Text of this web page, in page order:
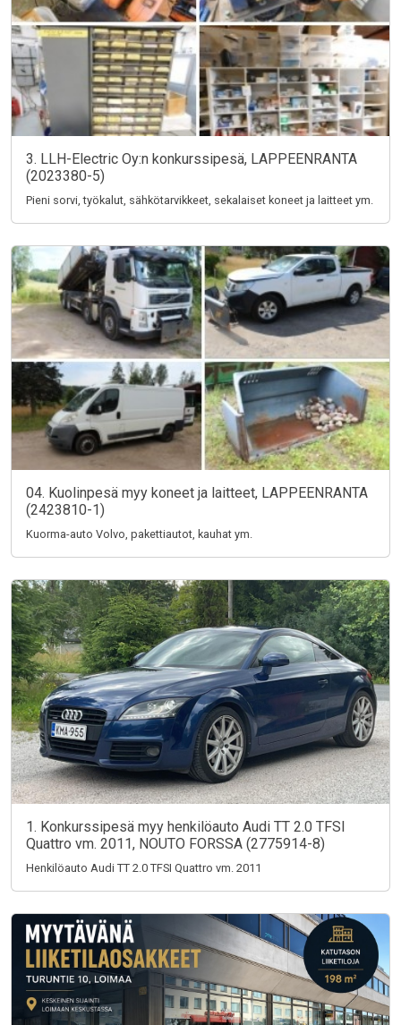
3. LLH-Electric Oy:n konkurssipesä, LAPPEENRANTA
(2023380-5)
Pieni sorvi, työkalut, sähkötarvikkeet, sekalaiset koneet ja laitteet ym.
04. Kuolinpesä myy koneet ja laitteet, LAPPEENRANTA
(2423810-1)
Kuorma-auto Volvo, pakettiautot, kauhat ym.
1. Konkurssipesä myy henkilöauto Audi TT 2.0 TFSI
Quattro vm. 2011, NOUTO FORSSA (2775914-8)
Henkilöauto Audi TT 2.0 TFSI Quattro vm. 2011